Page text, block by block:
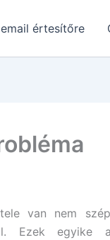
értesítőre
van nem
Ezek egyike